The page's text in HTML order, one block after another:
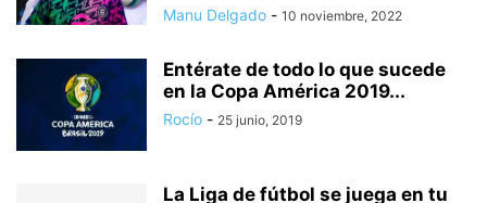
Manu Delgado - 10 noviembre, 2022
Entérate de todo lo que sucede
en la Copa América 2019...
Rocío - 25 junio, 2019
La Liga de fútbol se juega en tu